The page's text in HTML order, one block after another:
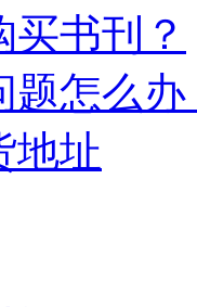
书刊？
题怎么办
地址